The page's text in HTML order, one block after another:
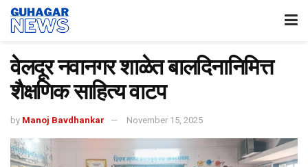
वेलदूर नवानगर शाळेत बालदिनानिमित्त
शैक्षणिक साहित्य वाटप
by Manoj Bavdhankar November 15, 2025